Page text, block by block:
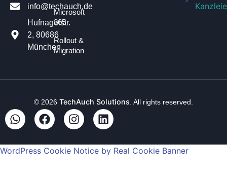
info@techauch.de
Hufnagelstr.
2, 80686
München
Microsoft
365
Rollout &
Migration
© 2026 TechAuch Solutions . All rights reserved.
WordPress Cookie Notice by Real Cookie Banner